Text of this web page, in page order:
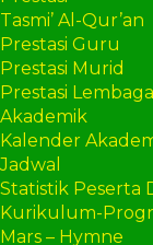
Tasmi’ Al-Qur’an
Prestasi Guru
Prestasi Murid
Prestasi Lembaga
Akademik
Kalender
Jadwal
Statistik Peserta
Kurikulum-
Mars – Hymne